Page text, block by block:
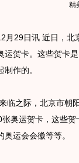
精
29日讯 近日，北
贺卡。这些贺卡是
作的。
之际，北京市朝阳
奥运贺卡，这些
奥运会会徽等等。